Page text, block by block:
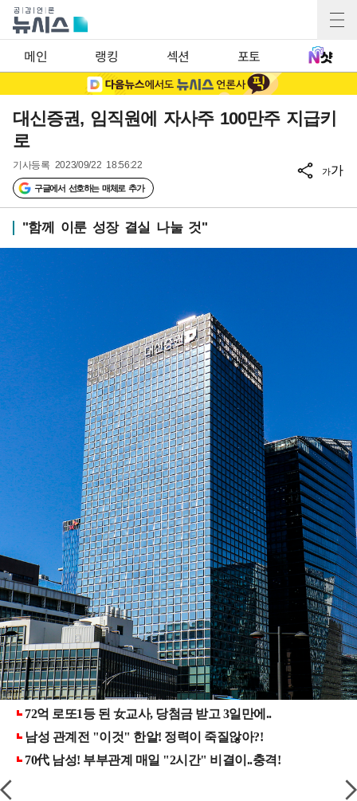
메인 랭킹 섹션 포토
대신증권, 임직원에 자사주 100만주 지급키
로
기사등록 2023/09/22 18:56:22
구글에서 선호하는 매체로 추가
가가
"함께 이룬 성장 결실 나눌 것"